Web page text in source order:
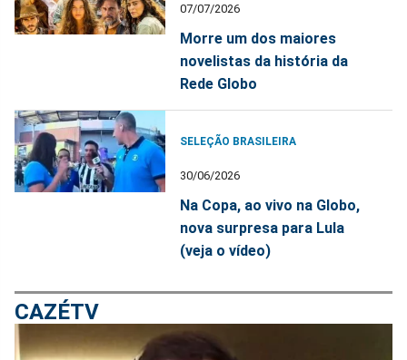
07/07/2026
Morre um dos maiores
novelistas da história da
Rede Globo
SELEÇÃO BRASILEIRA
30/06/2026
Na Copa, ao vivo na Globo,
nova surpresa para Lula
(veja o vídeo)
CAZÉTV